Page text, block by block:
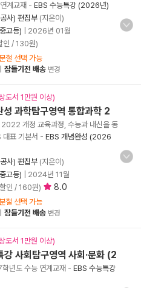
계교재 - EBS 수능특강 (2026년)
사) 편집부 (지은이)
고등)
2026년 01월
인 / 130원)
철 선택 가능
잠들기전 배송 변경
도서 1만원 이상)
성 과학탐구영역 통합과학 2
개정 교육과정, 수능과 내신을 동
표 기본서 - EBS 개념완성 (2026
사) 편집부 (지은이)
고등)
2024년 11월
인 / 160원) 8.0
철 선택 가능
잠들기전 배송 변경
도서 1만원 이상)
사회탐구영역 사회·문화 (2
년도 수능 연계교재 - EBS 수능특강